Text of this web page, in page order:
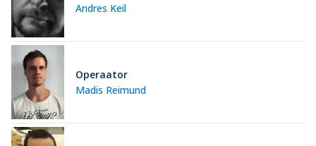
Andres Keil
Madis Reimund
Operaator